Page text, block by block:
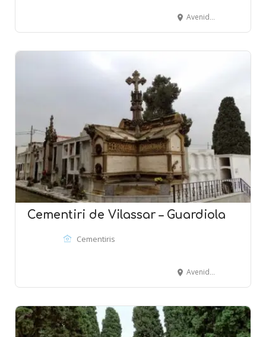
Avenida Montevideo - VILASSAR DE MAR
Cementiri de Vilassar – Guardiola
Cementiris
Avenida Montevideo - VILASSAR DE MAR